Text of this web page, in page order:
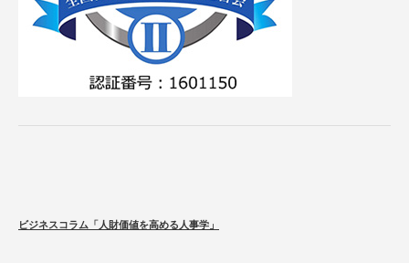
ビジネスコラム「人財価値を高める人事学」